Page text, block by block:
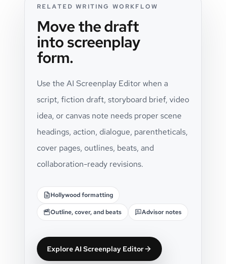
RELATED WRITING WORKFLOW
Move the draft
into screenplay
form.
Use the AI Screenplay Editor when a
script, fiction draft, storyboard brief, video
idea, or canvas note needs proper scene
headings, action, dialogue, parentheticals,
cover pages, outlines, beats, and
collaboration-ready revisions.
Hollywood formatting
Outline, cover, and beats Advisor notes
Explore AI Screenplay Editor